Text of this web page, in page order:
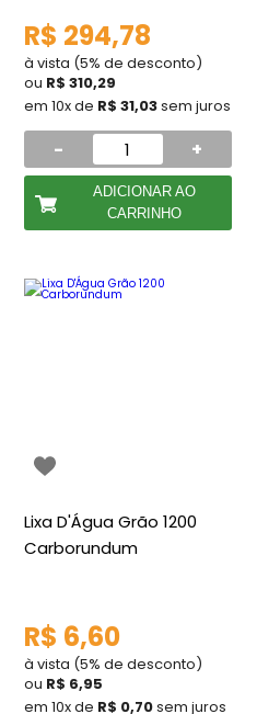
R$ 294,78
à vista (5% de desconto)
ou R$ 310,29
em 10x de R$ 31,03sem juros
- +
ADICIONAR AO
CARRINHO
Lixa D'Água Grão 1200
Carborundum
R$ 6,60
à vista (5% de desconto)
ou R$ 6,95
em 10x de R$ 0,70sem juros